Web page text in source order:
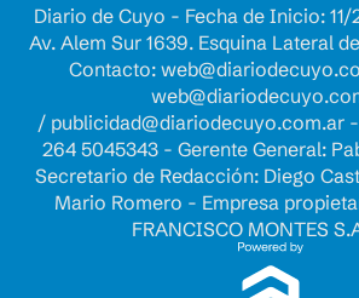
Diario de Cuyo - Fecha de Inicio:
Av. Alem Sur 1639. Esquina Lateral
Contacto:
/ publicidad@diariodecuyo.com.ar-
264 5045343 - Gerente General:
Secretario de Redacción: Diego
Mario Romero - Empresa
FRANCISCO MONTES